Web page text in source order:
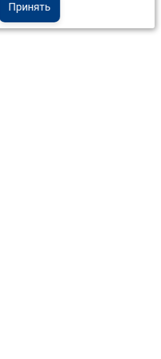
Принять